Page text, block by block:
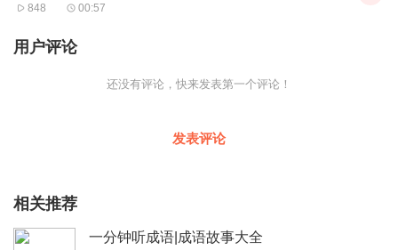
848 00:57
用户评论
还没有评论，快来发表第一个评论！
发表评论
相关推荐
一分钟听成语|成语故事大全